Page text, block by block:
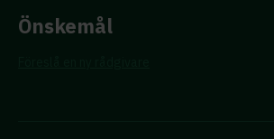
Önskemål